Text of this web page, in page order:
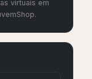
virtuais em